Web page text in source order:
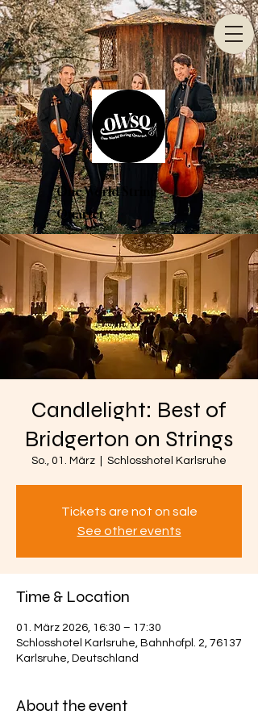
One World String
Quartet
Candlelight: Best of
Bridgerton on Strings
So., 01. März Schlosshotel Karlsruhe
Tickets are not on sale
See other events
Time & Location
01. März 2026, 16:30 – 17:30
Schlosshotel Karlsruhe, Bahnhofpl. 2, 76137
Karlsruhe, Deutschland
About the event